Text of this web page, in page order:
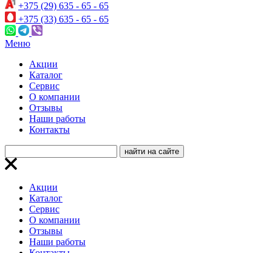
+375 (29) 635 - 65 - 65
+375 (33) 635 - 65 - 65
Меню
Акции
Каталог
Сервис
О компании
Отзывы
Наши работы
Контакты
Акции
Каталог
Сервис
О компании
Отзывы
Наши работы